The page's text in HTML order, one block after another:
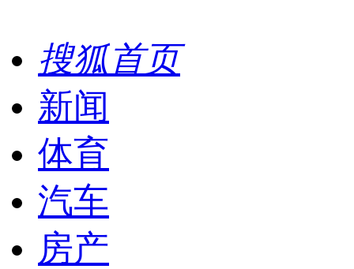
搜狐首页
新闻
体育
汽车
房产